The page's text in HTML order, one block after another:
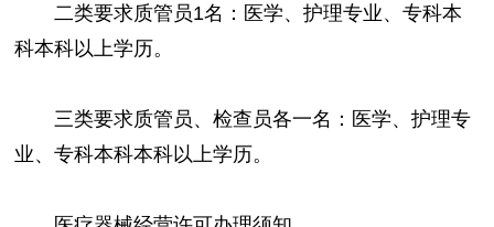
二类要求质管员1名：医学、护理专业、专科本
科本科以上学历。
三类要求质管员、检查员各一名：医学、护理专
业、专科本科本科以上学历。